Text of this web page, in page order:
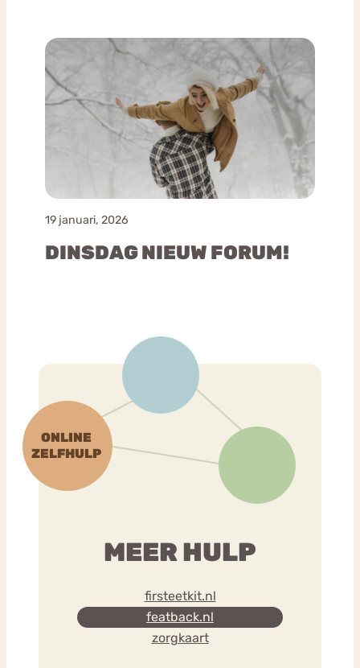
19 januari, 2026
DINSDAG NIEUW FORUM!
MEER HULP
firsteetkit.nl
featback.nl
zorgkaart